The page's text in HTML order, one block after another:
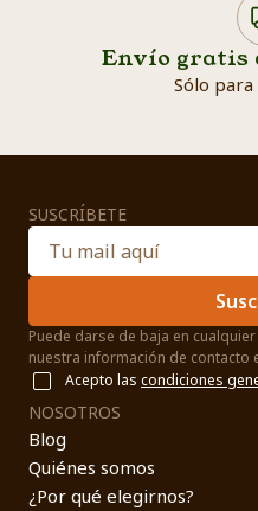
Envío gratis
Sólo
SUSCRÍBETE
Puede darse de baja en
nuestra información de contacto
Acepto las condiciones
NOSOTROS
Blog
Quiénes somos
¿Por qué elegirnos?